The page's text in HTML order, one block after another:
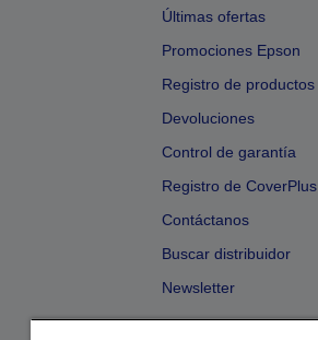
Últimas ofertas
Promociones Epson
Registro de productos
Devoluciones
Control de garantía
Registro de CoverPlus
Contáctanos
Buscar distribuidor
Newsletter